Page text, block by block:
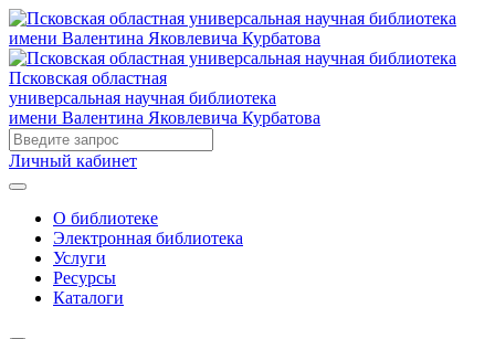
Псковская областная
универсальная научная библиотека
имени Валентина Яковлевича Курбатова
Личный кабинет
О библиотеке
Электронная библиотека
Услуги
Ресурсы
Каталоги